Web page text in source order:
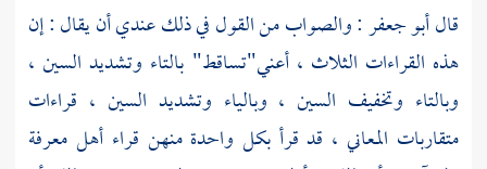
قالأبو جعفر: والصواب من القول في ذلك عندي أن يقال : إن
هذه القراءات الثلاث ، أعني"تساقط" بالتاء وتشديد السين ،
وبالتاء وتخفيف السين ، وبالياء وتشديد السين ، قراءات
متقاربات المعاني ، قد قرأ بكل واحدة منهن قراء أهل معرفة